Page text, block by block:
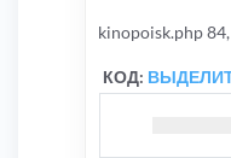
kinopoisk.php 84,
КОД: